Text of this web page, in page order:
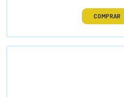
COMPRAR